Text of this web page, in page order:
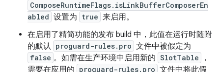
ComposeRuntimeFlags.isLinkBufferComposerEn
abled 设置为 true 来启用。
在启用了精简功能的发布 build 中，此值在运行时随附
的默认 proguard-rules.pro 文件中被假定为
false 。如需在生产环境中启用新的 SlotTable
，
需要在应用的 proguard-rules.pro 文件中将此假